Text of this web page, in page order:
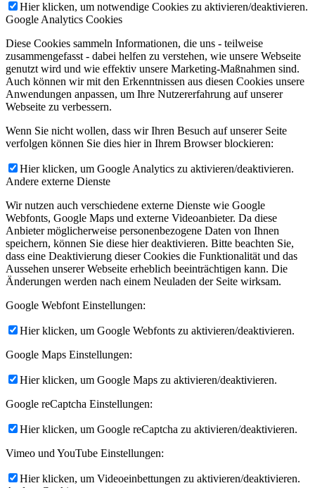
Hier klicken, um notwendige Cookies zu aktivieren/deaktivieren.
Google Analytics Cookies
Diese Cookies sammeln Informationen, die uns - teilweise
zusammengefasst - dabei helfen zu verstehen, wie unsere Webseite
genutzt wird und wie effektiv unsere Marketing-Maßnahmen sind.
Auch können wir mit den Erkenntnissen aus diesen Cookies unsere
Anwendungen anpassen, um Ihre Nutzererfahrung auf unserer
Webseite zu verbessern.
Wenn Sie nicht wollen, dass wir Ihren Besuch auf unserer Seite
verfolgen können Sie dies hier in Ihrem Browser blockieren:
Hier klicken, um Google Analytics zu aktivieren/deaktivieren.
Andere externe Dienste
Wir nutzen auch verschiedene externe Dienste wie Google
Webfonts, Google Maps und externe Videoanbieter. Da diese
Anbieter möglicherweise personenbezogene Daten von Ihnen
speichern, können Sie diese hier deaktivieren. Bitte beachten Sie,
dass eine Deaktivierung dieser Cookies die Funktionalität und das
Aussehen unserer Webseite erheblich beeinträchtigen kann. Die
Änderungen werden nach einem Neuladen der Seite wirksam.
Google Webfont Einstellungen:
Hier klicken, um Google Webfonts zu aktivieren/deaktivieren.
Google Maps Einstellungen:
Hier klicken, um Google Maps zu aktivieren/deaktivieren.
Google reCaptcha Einstellungen:
Hier klicken, um Google reCaptcha zu aktivieren/deaktivieren.
Vimeo und YouTube Einstellungen:
Hier klicken, um Videoeinbettungen zu aktivieren/deaktivieren.